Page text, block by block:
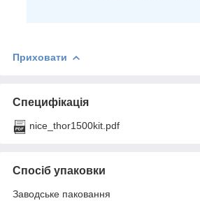
Приховати
Специфікація
nice_thor1500kit.pdf
Спосіб упаковки
Заводське паковання